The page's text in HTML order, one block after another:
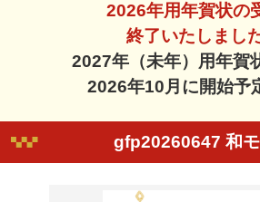
2026年用年賀状の
終了いたしました
2027年（未年）用年賀
2026年10月に開始予
gfp20260647 和